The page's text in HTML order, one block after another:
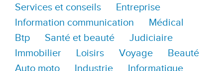
Services et conseils
Entreprise
Information communication
Médical
Btp
Santé et beauté
Judiciaire
Immobilier
Loisirs Voyage
Beauté